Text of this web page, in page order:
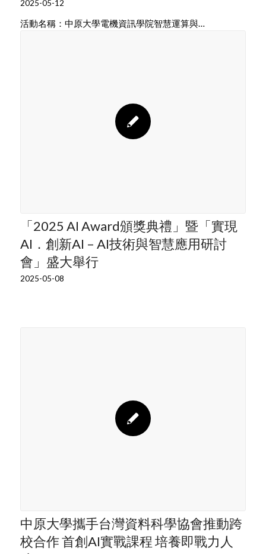
2025-05-12
活動名稱：中原大學電機資訊學院智慧運算與…
「2025 AI Award頒獎典禮」暨「實現
AI．創新AI – AI技術與智慧應⽤研討
會」盛大舉行
2025-05-08
中原大學攜手台灣資料科學協會推動跨
校合作 首創AI實戰課程 培養即戰力人